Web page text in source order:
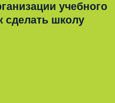
учебного
сделать школу